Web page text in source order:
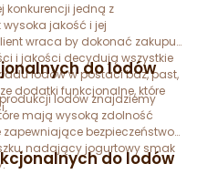
konkurencji jedną z
jakość i jej
wraca by dokonać zakupu.
i jakości decydują wszystkie
lodów w postaci baz, past,
dodatki funkcjonalne, które
do lodów
lodów znajdziemy
mają wysoką zdolność
bezpieczeństwo
nadający jogurtowy smak
do lodów